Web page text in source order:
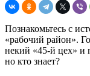
Познакомьтесь с
«рабочий район».
некий «45-й цех» и
но кто знает?